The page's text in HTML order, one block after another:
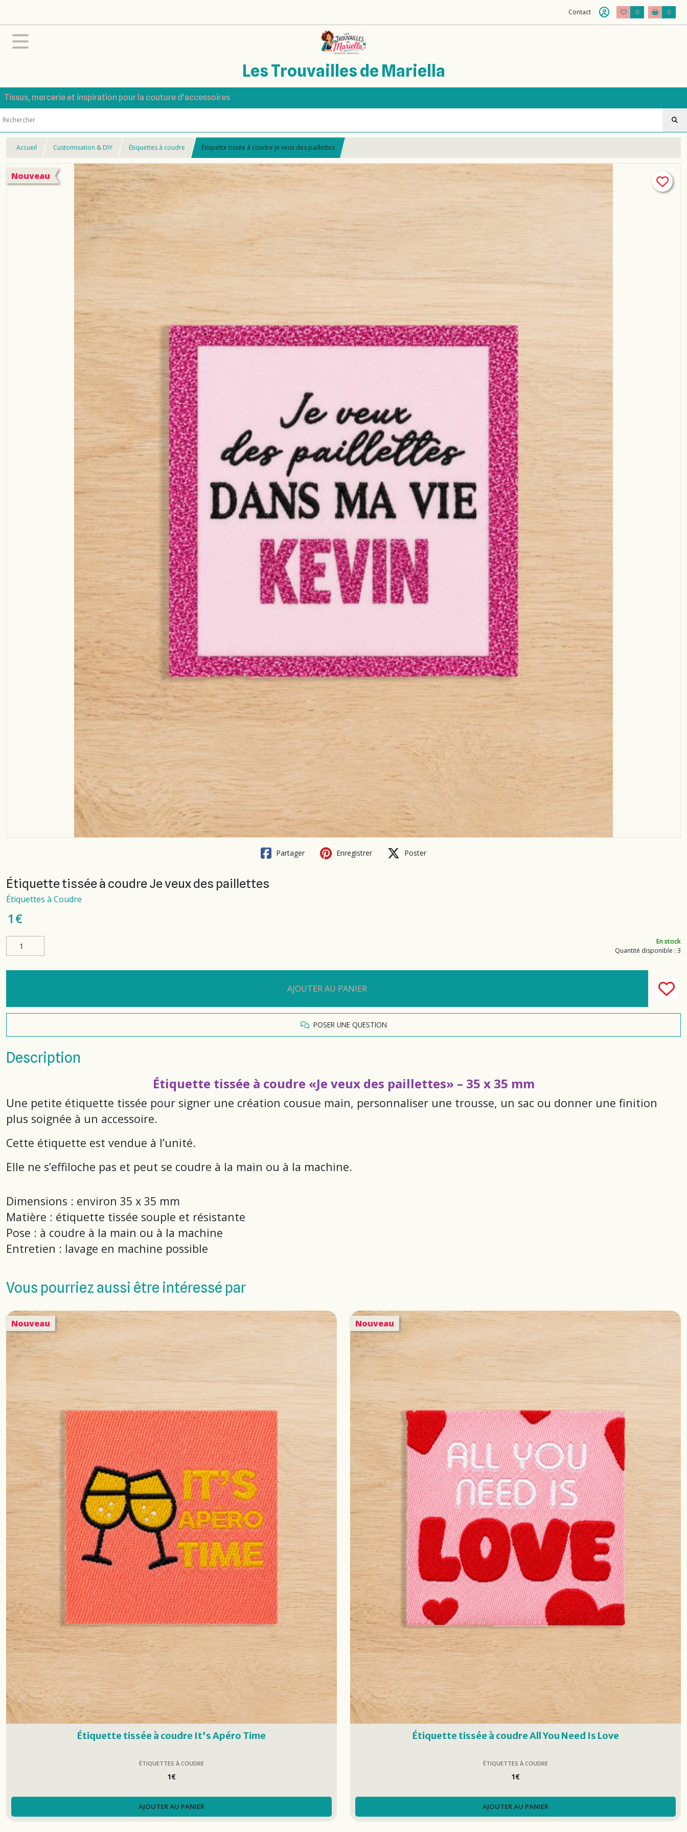
Contact 0 0
Les Trouvailles de Mariella
Tissus, mercerie et inspiration pour la couture d'accessoires
Accueil Customisation & DIY Étiquettes à coudre Étiquette tissée à coudre Je veux des paillettes
Nouveau
Partager Enregistrer Poster
Étiquette tissée à coudre Je veux des paillettes
Étiquettes à Coudre
1 €
En stock
Quantité disponible : 3
AJOUTER AU PANIER
POSER UNE QUESTION
Description
Étiquette tissée à coudre «Je veux des paillettes» – 35 x 35 mm
Une petite étiquette tissée pour signer une création cousue main, personnaliser une trousse, un sac ou donner une finition
plus soignée à un accessoire.
Cette étiquette est vendue à l’unité.
Elle ne s’effiloche pas et peut se coudre à la main ou à la machine.
Dimensions : environ 35 x 35 mm
Matière : étiquette tissée souple et résistante
Pose : à coudre à la main ou à la machine
Entretien : lavage en machine possible
Vous pourriez aussi être intéressé par
Nouveau
Étiquette tissée à coudre It's Apéro Time
ÉTIQUETTES À COUDRE
1€
AJOUTER AU PANIER
Nouveau
Étiquette tissée à coudre All You Need Is Love
ÉTIQUETTES À COUDRE
1€
AJOUTER AU PANIER